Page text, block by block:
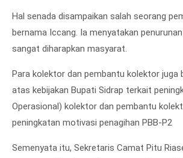
Hal senada disampaikan salah seorang
bernama Iccang. Ia menyatakan
sangat diharapkan masyarat.
Para kolektor dan pembantu kolektor juga
atas kebijakan Bupati Sidrap terkait
Operasional) kolektor dan pembantu
peningkatan motivasi penagihan PBB-P2
Semenyata itu, Sekretaris Camat Pitu